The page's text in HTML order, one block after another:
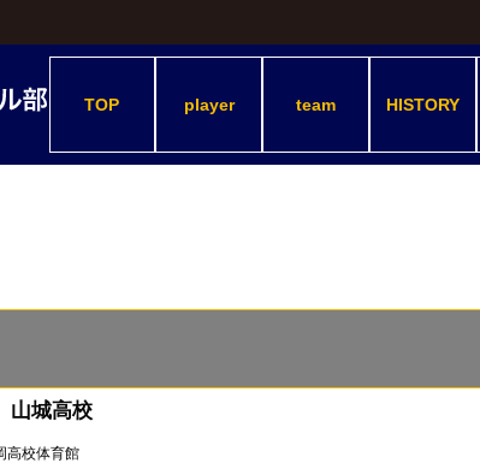
TOP
player team HISTORY
山城高校
高校体育館